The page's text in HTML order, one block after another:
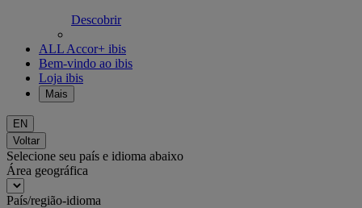
Descobrir
ALL Accor+ ibis
Bem-vindo ao ibis
Loja ibis
Mais
EN
Voltar
Selecione seu país e idioma abaixo
Área geográfica
País/região-idioma